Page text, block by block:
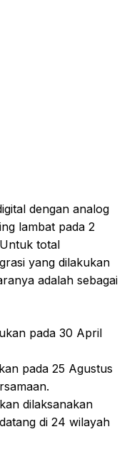
dengan analog
lambat pada 2
total
yang dilakukan
adalah sebagai
pada 30 April
pada 25 Agustus
dilaksanakan
di 24 wilayah